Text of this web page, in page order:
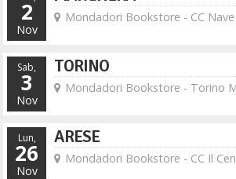
2
Nov
Mondadori Bookstore - CC
Sab,
3
Nov
TORINO
Mondadori Bookstore - Torino
Lun,
26
Nov
ARESE
Mondadori Bookstore - CC Il